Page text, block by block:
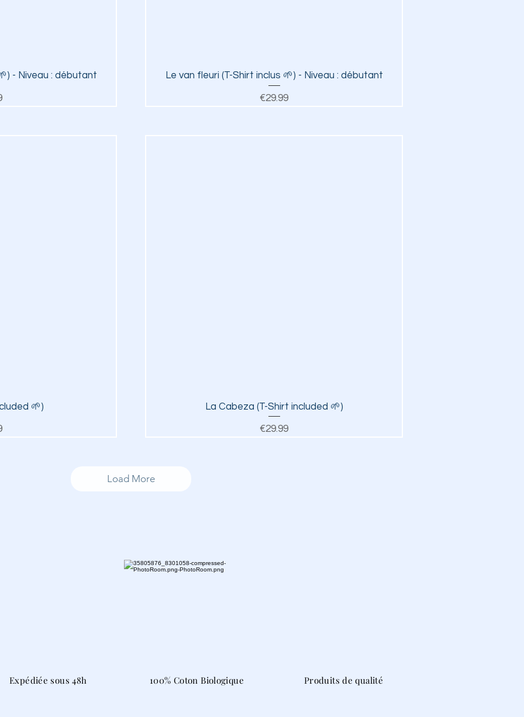
- Niveau : débutant Quick View
Le van fleuri (T-Shirt inclus 🌱) - Niveau : débutant
Price
€29.99
🌱) Quick View
La Cabeza (T-Shirt included 🌱)
Price
€29.99
Load More
Expédiée sous 48h 100% Coton Biologique Produits de qualité